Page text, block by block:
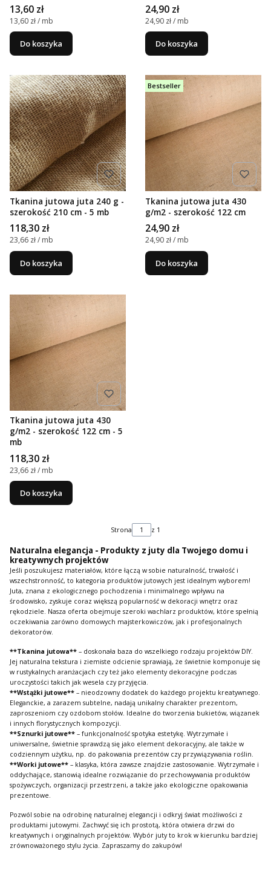
Cena
13,60 zł
Cena jednostkowa
13,60 zł / mb
Do koszyka
Cena
24,90 zł
Cena jednostkowa
24,90 zł / mb
Do koszyka
Tkanina jutowa juta 240 g -
szerokość 210 cm - 5 mb
Cena
118,30 zł
Cena jednostkowa
23,66 zł / mb
Do koszyka
Bestseller
Tkanina jutowa juta 430
g/m2 - szerokość 122 cm
Cena
24,90 zł
Cena jednostkowa
24,90 zł / mb
Do koszyka
Tkanina jutowa juta 430
g/m2 - szerokość 122 cm - 5
mb
Cena
118,30 zł
Cena jednostkowa
23,66 zł / mb
Do koszyka
Strona z 1
Naturalna elegancja - Produkty z juty dla Twojego domu i
kreatywnych projektów
Jeśli poszukujesz materiałów, które łączą w sobie naturalność, trwałość i
wszechstronność, to kategoria produktów jutowych jest idealnym wyborem!
Juta, znana z ekologicznego pochodzenia i minimalnego wpływu na
środowisko, zyskuje coraz większą popularność w dekoracji wnętrz oraz
rękodziele. Nasza oferta obejmuje szeroki wachlarz produktów, które spełnią
oczekiwania zarówno domowych majsterkowiczów, jak i profesjonalnych
dekoratorów.
**Tkanina jutowa** – doskonała baza do wszelkiego rodzaju projektów DIY.
Jej naturalna tekstura i ziemiste odcienie sprawiają, że świetnie komponuje się
w rustykalnych aranżacjach czy też jako elementy dekoracyjne podczas
uroczystości takich jak wesela czy przyjęcia.
**Wstążki jutowe** – nieodzowny dodatek do każdego projektu kreatywnego.
Eleganckie, a zarazem subtelne, nadają unikalny charakter prezentom,
zaproszeniom czy ozdobom stołów. Idealne do tworzenia bukietów, wiązanek
i innych florystycznych kompozycji.
**Sznurki jutowe** – funkcjonalność spotyka estetykę. Wytrzymałe i
uniwersalne, świetnie sprawdzą się jako element dekoracyjny, ale także w
codziennym użytku, np. do pakowania prezentów czy przywiązywania roślin.
**Worki jutowe** – klasyka, która zawsze znajdzie zastosowanie. Wytrzymałe i
oddychające, stanowią idealne rozwiązanie do przechowywania produktów
spożywczych, organizacji przestrzeni, a także jako ekologiczne opakowania
prezentowe.
Pozwól sobie na odrobinę naturalnej elegancji i odkryj świat możliwości z
produktami jutowymi. Zachwyć się ich prostotą, która otwiera drzwi do
kreatywnych i oryginalnych projektów. Wybór juty to krok w kierunku bardziej
zrównoważonego stylu życia. Zapraszamy do zakupów!